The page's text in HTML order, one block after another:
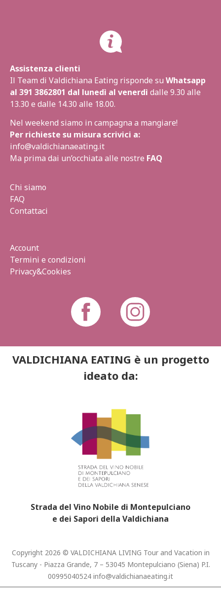
Assistenza clienti
Il Team di Valdichiana Eating risponde su Whatsapp
al 391 3862801 dal lunedì al venerdì dalle 9.30 alle
13.30 e dalle 14.30 alle 18.00.
Nel weekend siamo in campagna a mangiare!
Per richieste su misura scrivici a:
info@valdichianaeating.it
Ma prima dai un’occhiata alle nostre FAQ
Chi siamo
FAQ
Contattaci
Account
Termini e condizioni
Privacy&Cookies
VALDICHIANA EATING è un progetto
ideato da:
Strada del Vino Nobile di Montepulciano
e dei Sapori della Valdichiana
Copyright 2026 © VALDICHIANA LIVING Tour and Vacation in
Tuscany - Piazza Grande, 7 – 53045 Montepulciano (Siena) P.I.
00995040524 info@valdichianaeating.it